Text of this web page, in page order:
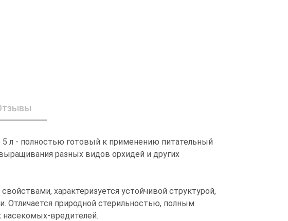
5 л - полностью готовый к применению питательный
выращивания разных видов орхидей и других
характеризуется устойчивой структурой,
Отличается природной стерильностью, полным
насекомых-вредителей.